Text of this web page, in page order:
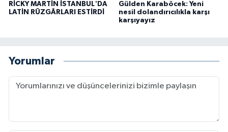
RİCKY MARTİN İSTANBUL'DA
LATİN RÜZGÂRLARI ESTİRDİ
Gülden Karaböcek: Yeni
nesil dolandırıcılıkla karşı
karşıyayız
Yorumlar